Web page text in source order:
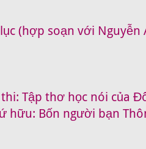
(hợp soạn với Nguyễn
Tập thơ học nói của
hữu: Bốn người bạn